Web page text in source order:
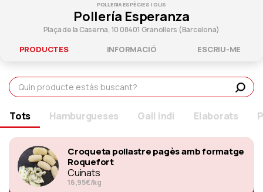
POLLERIA ESPÈCIES I OLIS
Pollería Esperanza
Plaça de la Caserna, 10 08401 Granollers (Barcelona)
PRODUCTES INFORMACIÓ ESCRIU-ME
Tots Hamburgueses Gall indi Elaborats
Croqueta pollastre pagès amb formatge
Roquefort
Cuinats
16,95€/kg